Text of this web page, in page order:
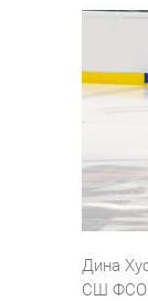
Дина
СШ ФСО